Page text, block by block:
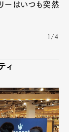
ーはいつも突然
1/4
ィ